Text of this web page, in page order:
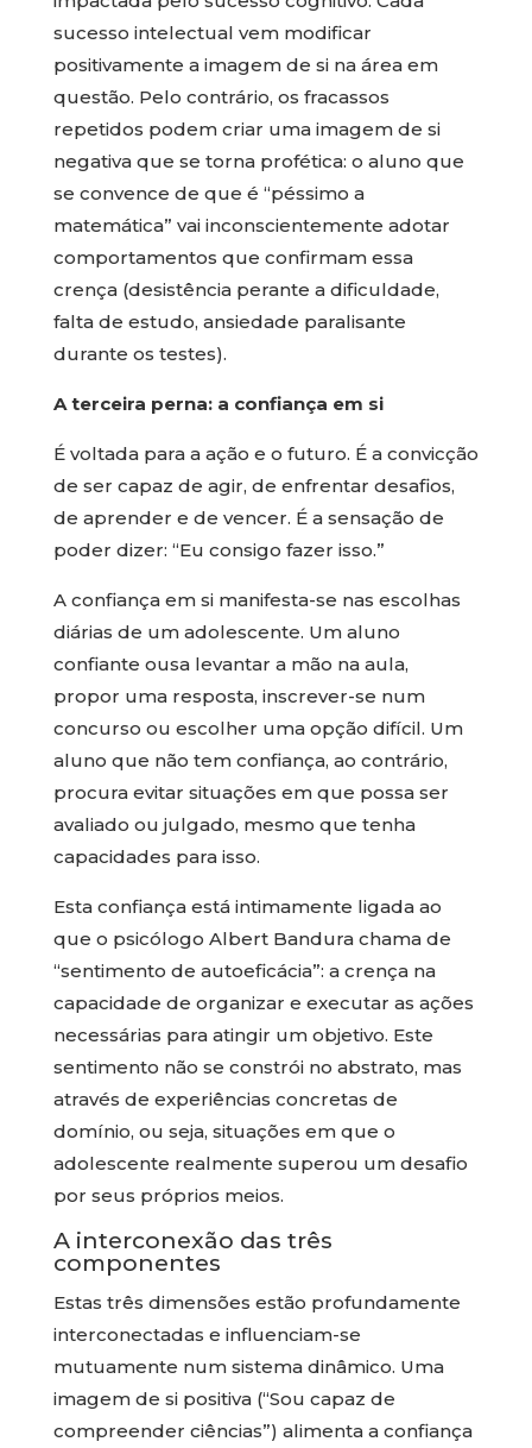
sucesso intelectual vem modificar
positivamente a imagem de si na área em
questão. Pelo contrário, os fracassos
repetidos podem criar uma imagem de si
negativa que se torna profética: o aluno que
se convence de que é “péssimo a
matemática” vai inconscientemente adotar
comportamentos que confirmam essa
crença (desistência perante a dificuldade,
falta de estudo, ansiedade paralisante
durante os testes).
A terceira perna: a confiança em si
É voltada para a ação e o futuro. É a convicção
de ser capaz de agir, de enfrentar desafios,
de aprender e de vencer. É a sensação de
poder dizer: “Eu consigo fazer isso.”
A confiança em si manifesta-se nas escolhas
diárias de um adolescente. Um aluno
confiante ousa levantar a mão na aula,
propor uma resposta, inscrever-se num
concurso ou escolher uma opção difícil. Um
aluno que não tem confiança, ao contrário,
procura evitar situações em que possa ser
avaliado ou julgado, mesmo que tenha
capacidades para isso.
Esta confiança está intimamente ligada ao
que o psicólogo Albert Bandura chama de
“sentimento de autoeficácia”: a crença na
capacidade de organizar e executar as ações
necessárias para atingir um objetivo. Este
sentimento não se constrói no abstrato, mas
através de experiências concretas de
domínio, ou seja, situações em que o
adolescente realmente superou um desafio
por seus próprios meios.
A interconexão das três
componentes
Estas três dimensões estão profundamente
interconectadas e influenciam-se
mutuamente num sistema dinâmico. Uma
imagem de si positiva (“Sou capaz de
compreender ciências”) alimenta a confiança